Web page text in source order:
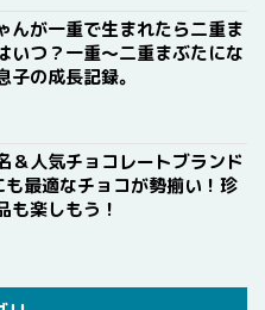
んが一重で生まれたら二重ま
いつ？一重〜二重まぶたにな
子の成長記録。
＆人気チョコレートブランド
最適なチョコが勢揃い！珍
も楽しもう！